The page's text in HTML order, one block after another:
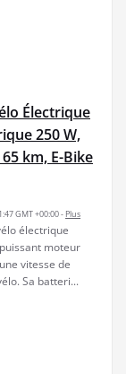
Électrique
250 W,
km, E-Bike
GMT +00:00 - Plus
électrique
moteur
vitesse de
Sa batteri...